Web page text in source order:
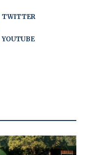
TWITTER
YOUTUBE